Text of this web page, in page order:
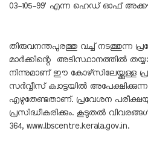
03-105-99’ എന്ന ഹെഡ് ഓഫ്
തിരുവനന്തപുരത്തു വച്ച് നടത്തുന്ന
മാർക്കിന്റെ അടിസ്ഥാനത്തിൽ
നിന്നുമാണ് ഈ കോഴ്‌സിലേയ്ക്കുള്ള
സർവ്വീസ് ക്വാട്ടയിൽ
എഴുതേണ്ടതാണ്. പ്രവേശന
പ്രസിദ്ധീകരിക്കും. കൂടുതൽ
364, www.lbscentre.kerala.gov.in.